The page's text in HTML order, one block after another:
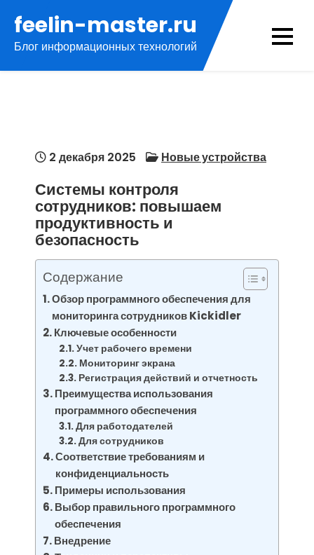
содержимому
feelin-master.ru
Блог информационных технологий
2 декабря 2025 Новые устройства
Системы контроля
сотрудников: повышаем
продуктивность и
безопасность
Содержание
Обзор программного обеспечения для
мониторинга сотрудников Kickidler
Ключевые особенности
Учет рабочего времени
Мониторинг экрана
Регистрация действий и отчетность
Преимущества использования
программного обеспечения
Для работодателей
Для сотрудников
Соответствие требованиям и
конфиденциальность
Примеры использования
Выбор правильного программного
обеспечения
Внедрение